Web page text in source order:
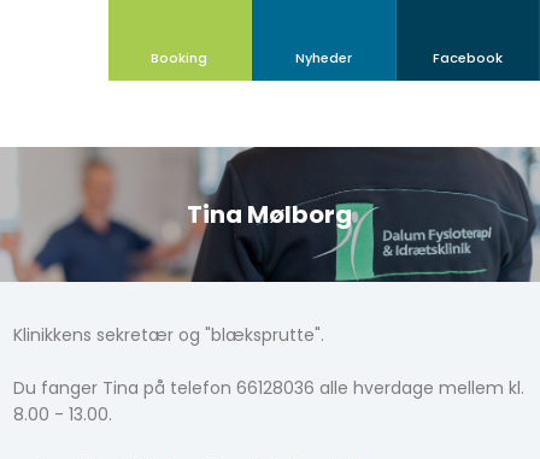
Booking Nyheder​ Facebook
Tina Mølborg
Klinikkens sekretær og "blæksprutte".
Du fanger Tina på telefon 66128036 alle hverdage mellem kl.
8.00 - 13.00.